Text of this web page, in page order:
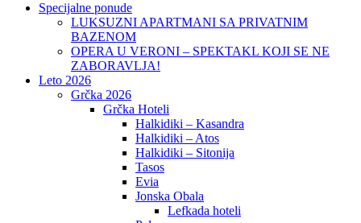
Specijalne ponude
LUKSUZNI APARTMANI SA PRIVATNIM
BAZENOM
OPERA U VERONI – SPEKTAKL KOJI SE NE
ZABORAVLJA!
Leto 2026
Grčka 2026
Grčka Hoteli
Halkidiki – Kasandra
Halkidiki – Atos
Halkidiki – Sitonija
Tasos
Evia
Jonska Obala
Lefkada hoteli